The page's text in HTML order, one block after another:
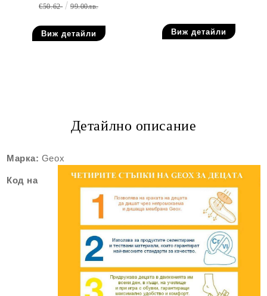
€50.62 99.00лв.
Виж детайли Виж детайли
Детайлно описание
Марка: Geox
Код на